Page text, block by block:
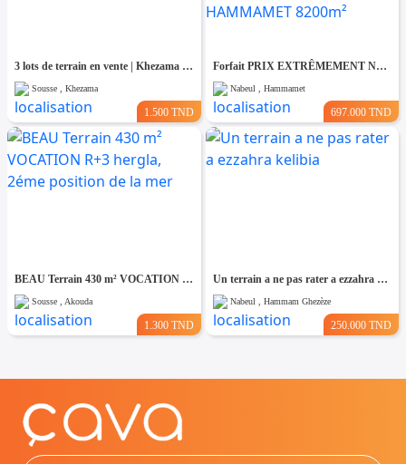
3 lots de terrain en vente | Khezama Jawhara Sousse
Sousse , Khezama
1.500 TND
Forfait PRIX EXTRÊMEMENT NÉGOCIABLE Terrain entièrement clôturé à HAMMAMET 8200m²
Nabeul , Hammamet
697.000 TND
BEAU Terrain 430 m² VOCATION R+3 hergla, 2éme position de la mer
Sousse , Akouda
1.300 TND
Un terrain a ne pas rater a ezzahra kelibia
Nabeul , Hammam Ghezèze
250.000 TND